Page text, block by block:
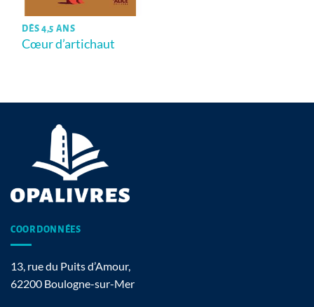
DÈS 4,5 ANS
Cœur d’artichaut
COORDONNÉES
13, rue du Puits d’Amour,
62200 Boulogne-sur-Mer